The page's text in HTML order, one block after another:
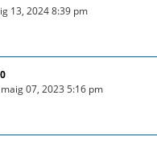
13, 2024 8:39 pm
07, 2023 5:16 pm